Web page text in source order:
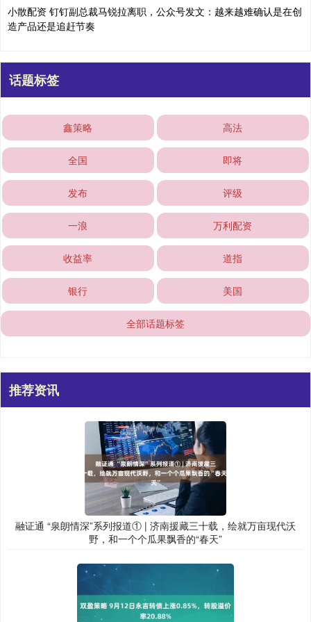
小散配资 钉钉副总裁马锐拉离职，公众号发文：越来越难确认是在创
造产品还是追赶节奏
话题标签
鑫策略 高法
全国 即将
发布 评级
一浪 万利配资
收益率 道指
银行 美国
全部话题标签
推荐资讯
融证通 “泉朗情深”系列报道① | 济南援藏三十载，绘就万亩现代沃
野，和一个个瓜果飘香的“春天”